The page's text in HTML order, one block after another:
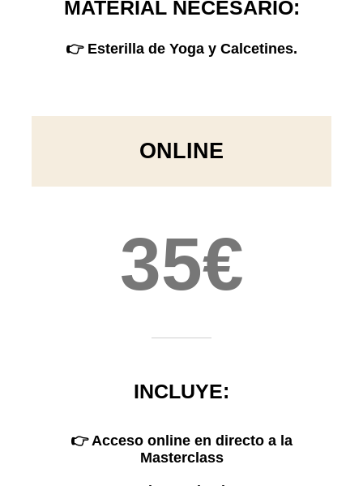
MATERIAL NECESARIO:
👉 Esterilla de Yoga y Calcetines.
ONLINE
35€
INCLUYE:
👉 Acceso online en directo a la
Masterclass